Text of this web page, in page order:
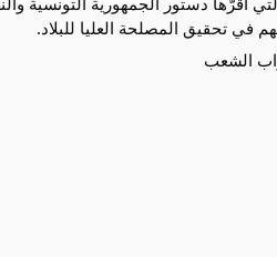
تحقيق المصلحة العليا للبلاد.
الشعب